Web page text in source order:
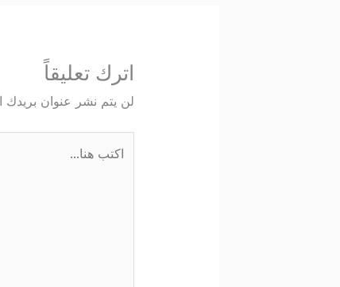
اترك تعليقاً
لن يتم نشر عنوان بريدك